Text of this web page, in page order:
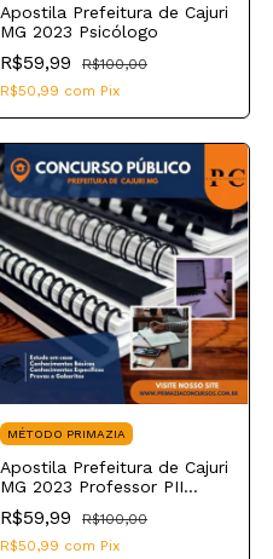
Apostila Prefeitura de Cajuri
MG 2023 Psicólogo
R$59,99
R$100,00
R$50,99 com Pix
MÉTODO PRIMAZIA
Apostila Prefeitura de Cajuri
MG 2023 Professor PII
Geografia
R$59,99
R$100,00
R$50,99 com Pix